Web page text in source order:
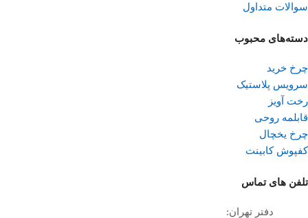
سوالات متداول
دسته‌های محبوب
چرخ خرید
سرویس پلاستیک
رخت آویز
قابلمه روحی
چرخ یخچال
کفپوش کابینت
تلفن ‌های تماس
دفتر تهران: